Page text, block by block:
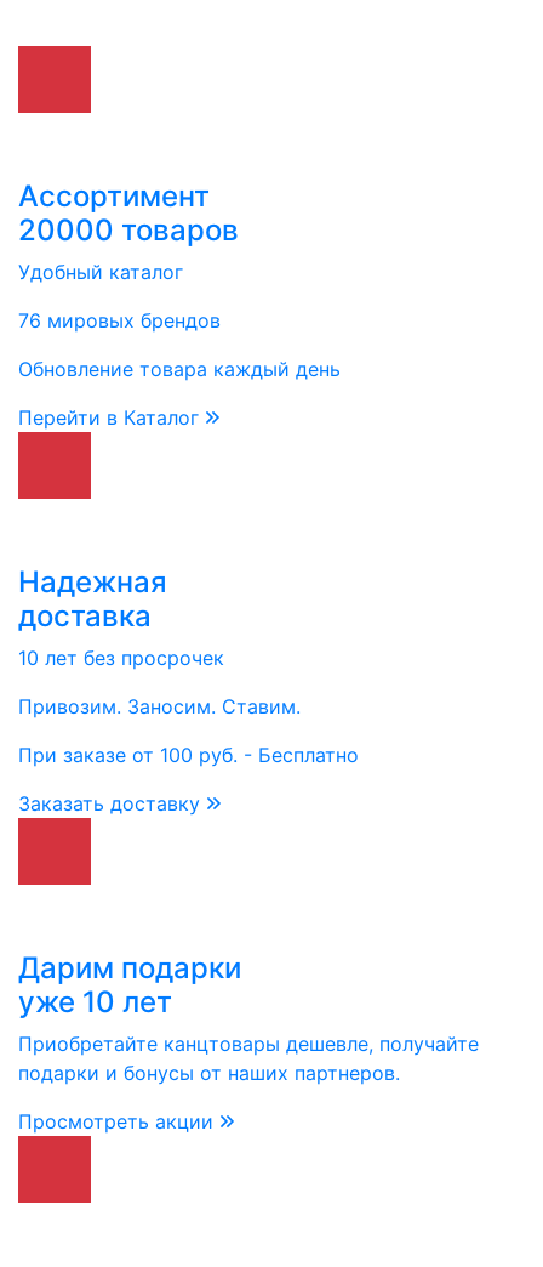
Ассортимент
20000 товаров
Удобный каталог
76 мировых брендов
Обновление товара каждый день
Перейти в Каталог
Надежная
доставка
10 лет без просрочек
Привозим. Заносим. Ставим.
При заказе от 100 руб. - Бесплатно
Заказать доставку
Дарим подарки
уже 10 лет
Приобретайте канцтовары дешевле, получайте
подарки и бонусы от наших партнеров.
Просмотреть акции